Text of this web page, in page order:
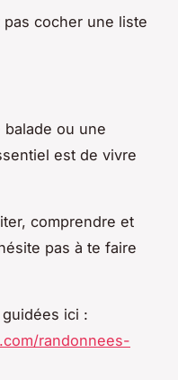
pas cocher une liste
ou une
est de vivre
comprendre et
pas à te faire
ici :
randonnees-